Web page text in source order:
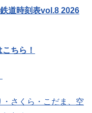
道時刻表vol.8 2026
ちら！
さくら・こだま、空